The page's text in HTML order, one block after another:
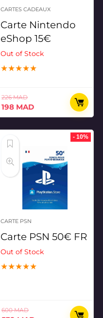
CARTES CADEAUX
Carte Nintendo
eShop 15€
Out of Stock
★★★★★
226MAD
Le
prix
226 MAD.
198 MADLe
prix
- 10%
CARTE PSN
Carte PSN 50€ FR
Out of Stock
★★★★★
600MAD